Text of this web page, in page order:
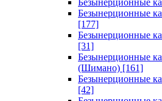
Безынерционные
Безынерционные
[177]
Безынерционные
[31]
Безынерционные
(Шимано) [161]
Безынерционные
[42]